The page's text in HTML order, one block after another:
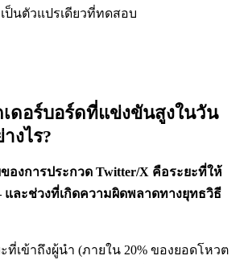
ป็นตัวแปรเดียวที่ทดสอบ
ดอร์บอร์ดที่แข่งขันสูงในวัน
งไร?
องการประกวด Twitter/X คือระยะที่ให้
และช่วงที่เกิดความผิดพลาดทางยุทธวิธี
ที่เข้าถึงผู้นำ (ภายใน 20% ของยอดโหวต